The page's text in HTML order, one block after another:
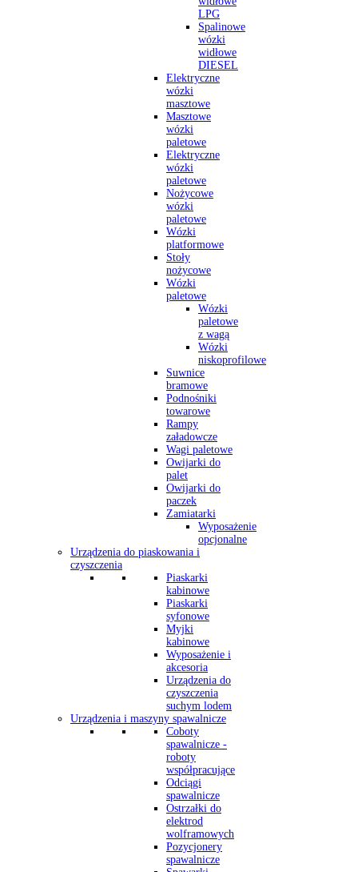
LPG
Spalinowe
wózki
widłowe
DIESEL
Elektryczne
wózki
masztowe
Masztowe
wózki
paletowe
Elektryczne
wózki
paletowe
Nożycowe
wózki
paletowe
Wózki
platformowe
Stoły
nożycowe
Wózki
paletowe
Wózki
paletowe
z wagą
Wózki
niskoprofilowe
Suwnice
bramowe
Podnośniki
towarowe
Rampy
załadowcze
Wagi paletowe
Owijarki do
palet
Owijarki do
paczek
Zamiatarki
Wyposażenie
opcjonalne
Urządzenia do piaskowania i
czyszczenia
Piaskarki
kabinowe
Piaskarki
syfonowe
Myjki
kabinowe
Wyposażenie i
akcesoria
Urządzenia do
czyszczenia
suchym lodem
Urządzenia i maszyny spawalnicze
Coboty
spawalnicze -
roboty
współpracujące
Odciągi
spawalnicze
Ostrzałki do
elektrod
wolframowych
Pozycjonery
spawalnicze